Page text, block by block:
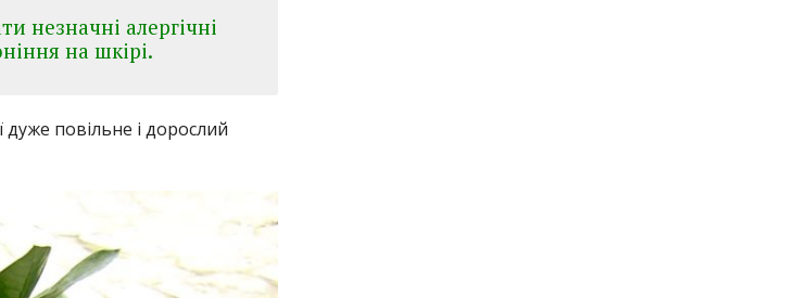
незначні алергічні
на шкірі.
повільне і дорослий